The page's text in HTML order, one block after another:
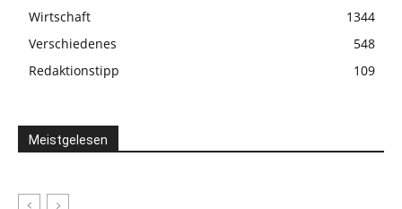
Wirtschaft
1344
Verschiedenes
548
Redaktionstipp
109
Meistgelesen